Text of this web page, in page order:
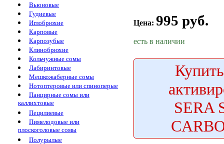
Вьюновые
Гудиевые
Иглобрюхие
Карповые
Карпозубые
Клинобрюхие
Кольчужные сомы
Лабиринтовые
Мешкожаберные сомы
Нотоптеровые или спиноперые
Панцирные сомы или
каллихтовые
Пецилиевые
Пимелодовые или
плоскоголовые сомы
Полурылые
Цена: 995 руб.
есть в наличии
Купить
SERA